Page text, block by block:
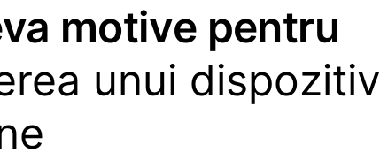
motive pentru
unui dispozitiv